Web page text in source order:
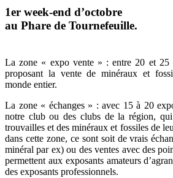
1er week-end d’octobre
au Phare de Tournefeuille.
La zone « expo vente » : entre 20 et 25
proposant la vente de minéraux et
monde entier.
La zone « échanges » : avec 15 à 20
notre club ou des clubs de la région,
trouvailles et des minéraux et fossiles de
dans cette zone, ce sont soit de vrais
minéral par ex) ou des ventes avec des
permettent aux exposants amateurs
des exposants professionnels.